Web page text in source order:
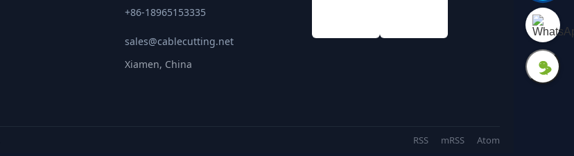
+86-18965153335
sales@cablecutting.net
Xiamen, China
RSS mRSS Atom